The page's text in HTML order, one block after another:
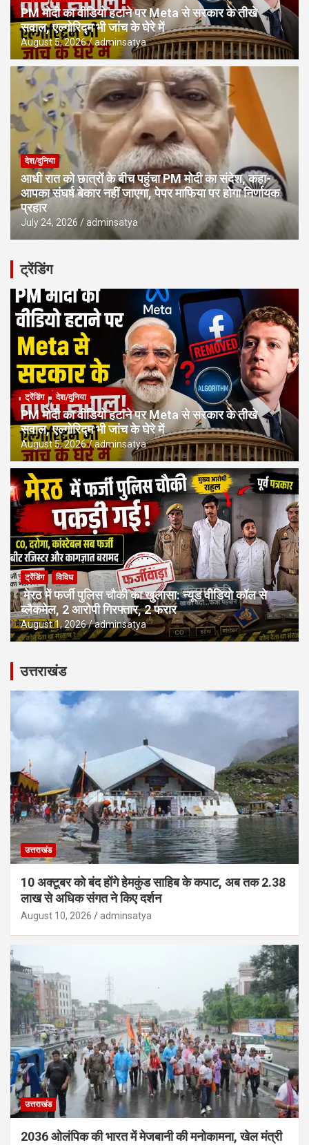
PM मोदी का वीडियो हटाने पर Meta से सरकार के तीखे
सवाल, एल्गोरिद्म भी जांच के घेरे में
August 5, 2026 adminsatya
देश/दुनिया
आधी रात को छात्रों के बीच पहुंचा PM मोदी का संदेश, कहा-
आपका संघर्ष बेकार नहीं जाएगा, पेपर माफिया पर होगा निर्णायक
प्रहार
July 24, 2026 adminsatya
ट्रेंडिंग
ट्रेंडिंग देश/दुनिया
PM मोदी का वीडियो हटाने पर Meta से सरकार के तीखे
सवाल, एल्गोरिद्म भी जांच के घेरे में
August 5, 2026 adminsatya
ट्रेंडिंग विविध
मेरठ में फर्जी पुलिस चौकी का खुलासा: न्यूड वीडियो कॉल से
ब्लैकमेल, 2 आरोपी गिरफ्तार, 2 फरार
August 1, 2026 adminsatya
उत्तराखंड
उत्तराखंड
10 अक्टूबर को बंद होंगे हेमकुंड साहिब के कपाट, अब तक 2.38
लाख से अधिक संगत ने किए दर्शन
August 10, 2026 adminsatya
उत्तराखंड
2036 ओलंपिक की भारत में मेजबानी की मनोकामना, खेल मंत्री